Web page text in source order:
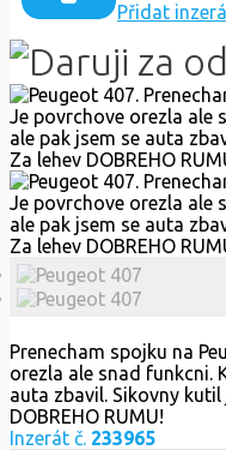
Přidat
Prenecham spojku na
orezla ale snad funkcni.
auta zbavil. Sikovny
DOBREHO RUMU!
Inzerát č. 233965